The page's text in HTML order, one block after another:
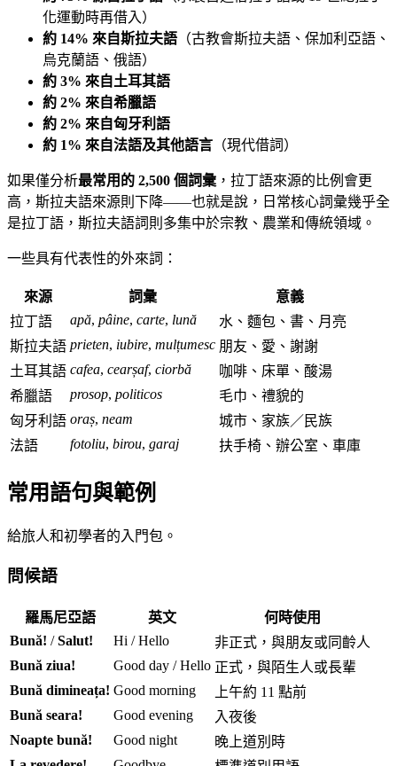
化運動時再借入）
約 14% 來自斯拉夫語 （古教會斯拉夫語、保加利亞語、
烏克蘭語、俄語）
約 3% 來自土耳其語
約 2% 來自希臘語
約 2% 來自匈牙利語
約 1% 來自法語及其他語言 （現代借詞）
如果僅分析最常用的 2,500 個詞彙 ，拉丁語來源的比例會更
高，斯拉夫語來源則下降——也就是說，日常核心詞彙幾乎全
是拉丁語，斯拉夫語詞則多集中於宗教、農業和傳統領域。
一些具有代表性的外來詞：
來源 詞彙
意義
拉丁語
apă, pâine, carte, lună
水、麵包、書、月亮
斯拉夫語 prieten, iubire, mulțumesc 朋友、愛、謝謝
土耳其語 cafea, cearșaf, ciorbă
咖啡、床單、酸湯
希臘語
prosop, politicos
毛巾、禮貌的
匈牙利語 oraș, neam
城市、家族／民族
法語
fotoliu, birou, garaj 扶手椅、辦公室、車庫
常用語句與範例
給旅人和初學者的入門包。
問候語
羅馬尼亞語 英文
何時使用
Bună! /Salut! Hi / Hello
非正式，與朋友或同齡人
Bună ziua!
Good day / Hello 正式，與陌生人或長輩
Bună dimineața! Good morning
上午約 11 點前
Bună seara!
Good evening
入夜後
Noapte bună!
Good night
晚上道別時